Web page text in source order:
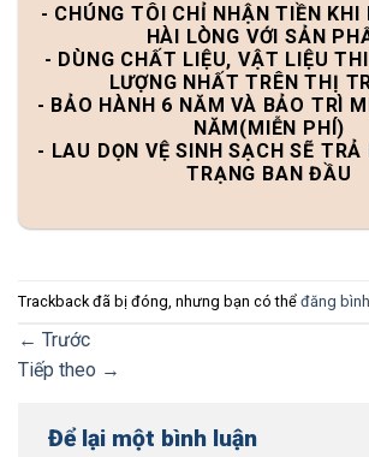
- CHÚNG TÔI CHỈ NHẬN TIỀN KHI
HÀI LÒNG VỚI SẢN
- DÙNG CHẤT LIỆU, VẬT LIỆU
LƯỢNG NHẤT TRÊN THỊ
- BẢO HÀNH 6 NĂM VÀ BẢO TRÌ
NĂM(MIỄN PHÍ)
- LAU DỌN VỆ SINH SẠCH SẼ TRẢ
TRẠNG BAN ĐẦU
Trackback đã bị đóng, nhưng bạn có thể đăng
← Trước
Tiếp theo →
Để lại một bình luận